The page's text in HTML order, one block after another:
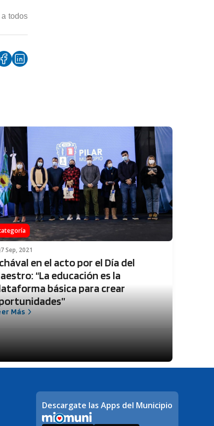
todos
7 Sep, 2021
en el acto por el Día del
“La educación es la
básica para crear
Más
Descargate las Apps del Municipio